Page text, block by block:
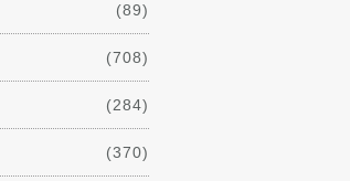
(89)
(708)
(284)
(370)